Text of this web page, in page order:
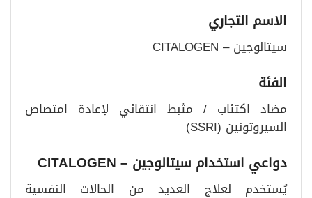
الاسم التجاري
سيتالوجين – CITALOGEN
الفئة
مضاد اكتئاب / مثبط انتقائي لإعادة امتصاص
السيروتونين (SSRI)
دواعي استخدام سيتالوجين – CITALOGEN
يُستخدم لعلاج العديد من الحالات النفسية